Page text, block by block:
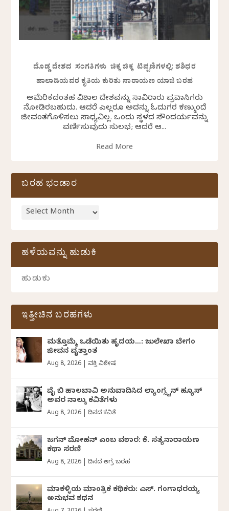
ದೊಡ್ಡ ದೇಶದ ಸಂಗತಿಗಳು ಚಿಕ್ಕ ಚಿಕ್ಕ ಟಿಪ್ಪಣಿಗಳಲ್ಲಿ: ಶಶಿಧರ
ಹಾಲಾಡಿಯವರ ಕೃತಿಯ ಕುರಿತು ನಾರಾಯಣ ಯಾಜಿ ಬರಹ
ಅಮೆರಿಕದಂತಹ ವಿಶಾಲ ದೇಶವನ್ನು ಸಾವಿರಾರು ಪ್ರವಾಸಿಗರು
ನೋಡಿರಬಹುದು. ಆದರೆ ಎಲ್ಲರೂ ಅದನ್ನು ಓದುಗರ ಕಣ್ಮುಂದೆ
ಜೀವಂತಗೊಳಿಸಲು ಸಾಧ್ಯವಿಲ್ಲ. ಒಂದು ಸ್ಥಳದ ಸೌಂದರ್ಯವನ್ನು
ವರ್ಣಿಸುವುದು ಸುಲಭ; ಆದರೆ ಆ...
Read More
ಬರಹ ಭಂಡಾರ
ಹಳೆಯವನ್ನು ಹುಡುಕಿ
ಇತ್ತೀಚಿನ ಬರಹಗಳು
ಮತ್ತೊಮ್ಮೆ ಒಡೆಯಿತು ಹೃದಯ…: ಜುಲೇಖಾ ಬೇಗಂ
ಜೀವನ ವೃತ್ತಾಂತ
Aug 8, 2026 ವ್ಯಕ್ತಿ ವಿಶೇಷ
ವೈ ಬಿ ಹಾಲಬಾವಿ ಅನುವಾದಿಸಿದ ಲ್ಯಾಂಗ್ಸ್ಟನ್ ಹ್ಯೂಸ್
ಅವರ ನಾಲ್ಕು ಕವಿತೆಗಳು
Aug 8, 2026 |ದಿನದ ಕವಿತೆ
ಜಗನ್‌ ಮೋಹನ್‌ ಎಂಬ ವಠಾರ: ಕೆ. ಸತ್ಯನಾರಾಯಣ
ಕಥಾ ಸರಣಿ
Aug 8, 2026 |ದಿನದ ಅಗ್ರ ಬರಹ
ಮಾಕಳ್ಳಿಯ ಮಾಂತ್ರಿಕ ಕಥಿಕರು: ಎಸ್. ಗಂಗಾಧರಯ್ಯ
ಅನುಭವ ಕಥನ